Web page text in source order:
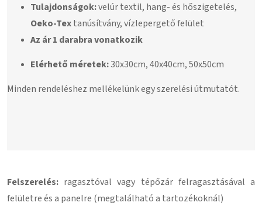
Tulajdonságok:velúr textil, hang- és hőszigetelés,
Oeko-Textanúsítvány, vízlepergető felület
Az ár 1 darabra vonatkozik
Elérhető méretek:30x30cm, 40x40cm, 50x50cm
Minden rendeléshez mellékelünk egy szerelési útmutatót.
Felszerelés: ragasztóval vagy tépőzár felragasztásával a
felületre és a panelre (megtalálható a tartozékoknál)